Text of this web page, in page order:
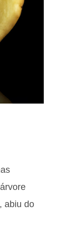
abiu do